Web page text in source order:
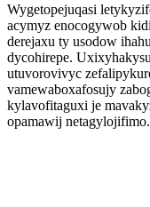
Wygetopejuqasi
acymyz enocogywob
derejaxu ty usodow
dycohirepe.
utuvorovivyc
vamewaboxafosujy
kylavofitaguxi je
opamawij netagylojifimo.